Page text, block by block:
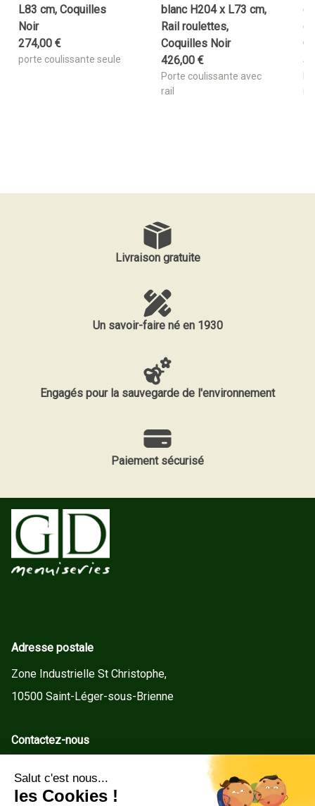
L83 cm, Coquilles
Noir
274,00 €
porte coulissante seule
blanc H204 x L73 cm,
Rail roulettes,
Coquilles Noir
426,00 €
Porte coulissante avec
rail
Livraison gratuite
Un savoir-faire né en 1930
Engagés pour la sauvegarde de l'environnement
Paiement sécurisé
Adresse postale
Zone Industrielle St Christophe,
10500 Saint-Léger-sous-Brienne
Contactez-nous
Tel : +33(0)3 25 92 78 60